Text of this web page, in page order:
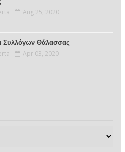
Aug 25, 2020
Συλλόγων Θάλασσας
Apr 03, 2020